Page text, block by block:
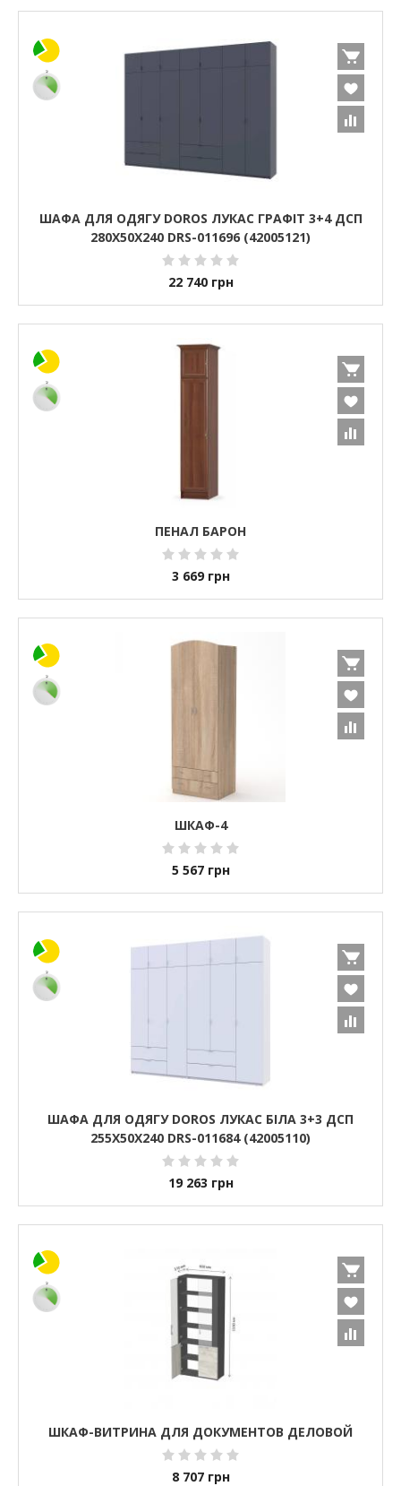
ШАФА ДЛЯ ОДЯГУ DOROS ЛУКАС ГРАФІТ 3+4 ДСП
280Х50Х240 DRS-011696 (42005121)
22 740 грн
ПЕНАЛ БАРОН
3 669 грн
ШКАФ-4
5 567 грн
ШАФА ДЛЯ ОДЯГУ DOROS ЛУКАС БІЛА 3+3 ДСП
255Х50Х240 DRS-011684 (42005110)
19 263 грн
ШКАФ-ВИТРИНА ДЛЯ ДОКУМЕНТОВ ДЕЛОВОЙ
8 707 грн